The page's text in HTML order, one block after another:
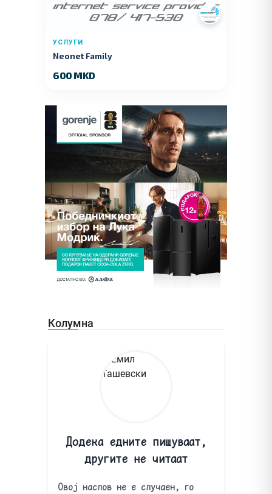
УСЛУГИ
Neonet Family
600 MKD
Колумна
Додека едните пишуваат,
другите не читаат
Овој наслов не е случаен, го